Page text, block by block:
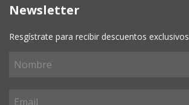
Newsletter
Resgístrate para recibir descuentos exclusivos